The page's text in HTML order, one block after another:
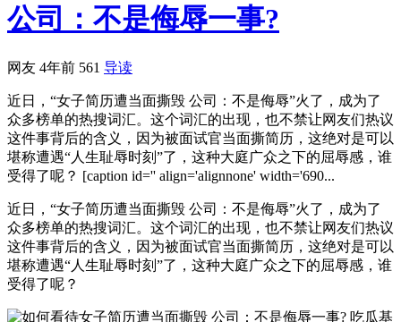
公司：不是侮辱一事?
网友 4年前 561 导读
近日，“女子简历遭当面撕毁 公司：不是侮辱”火了，成为了
众多榜单的热搜词汇。这个词汇的出现，也不禁让网友们热议
这件事背后的含义，因为被面试官当面撕简历，这绝对是可以
堪称遭遇“人生耻辱时刻”了，这种大庭广众之下的屈辱感，谁
受得了呢？ [caption id='' align='alignnone' width='690...
近日，“女子简历遭当面撕毁 公司：不是侮辱”火了，成为了
众多榜单的热搜词汇。这个词汇的出现，也不禁让网友们热议
这件事背后的含义，因为被面试官当面撕简历，这绝对是可以
堪称遭遇“人生耻辱时刻”了，这种大庭广众之下的屈辱感，谁
受得了呢？